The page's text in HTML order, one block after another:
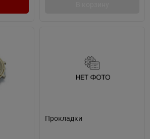
Прокладки